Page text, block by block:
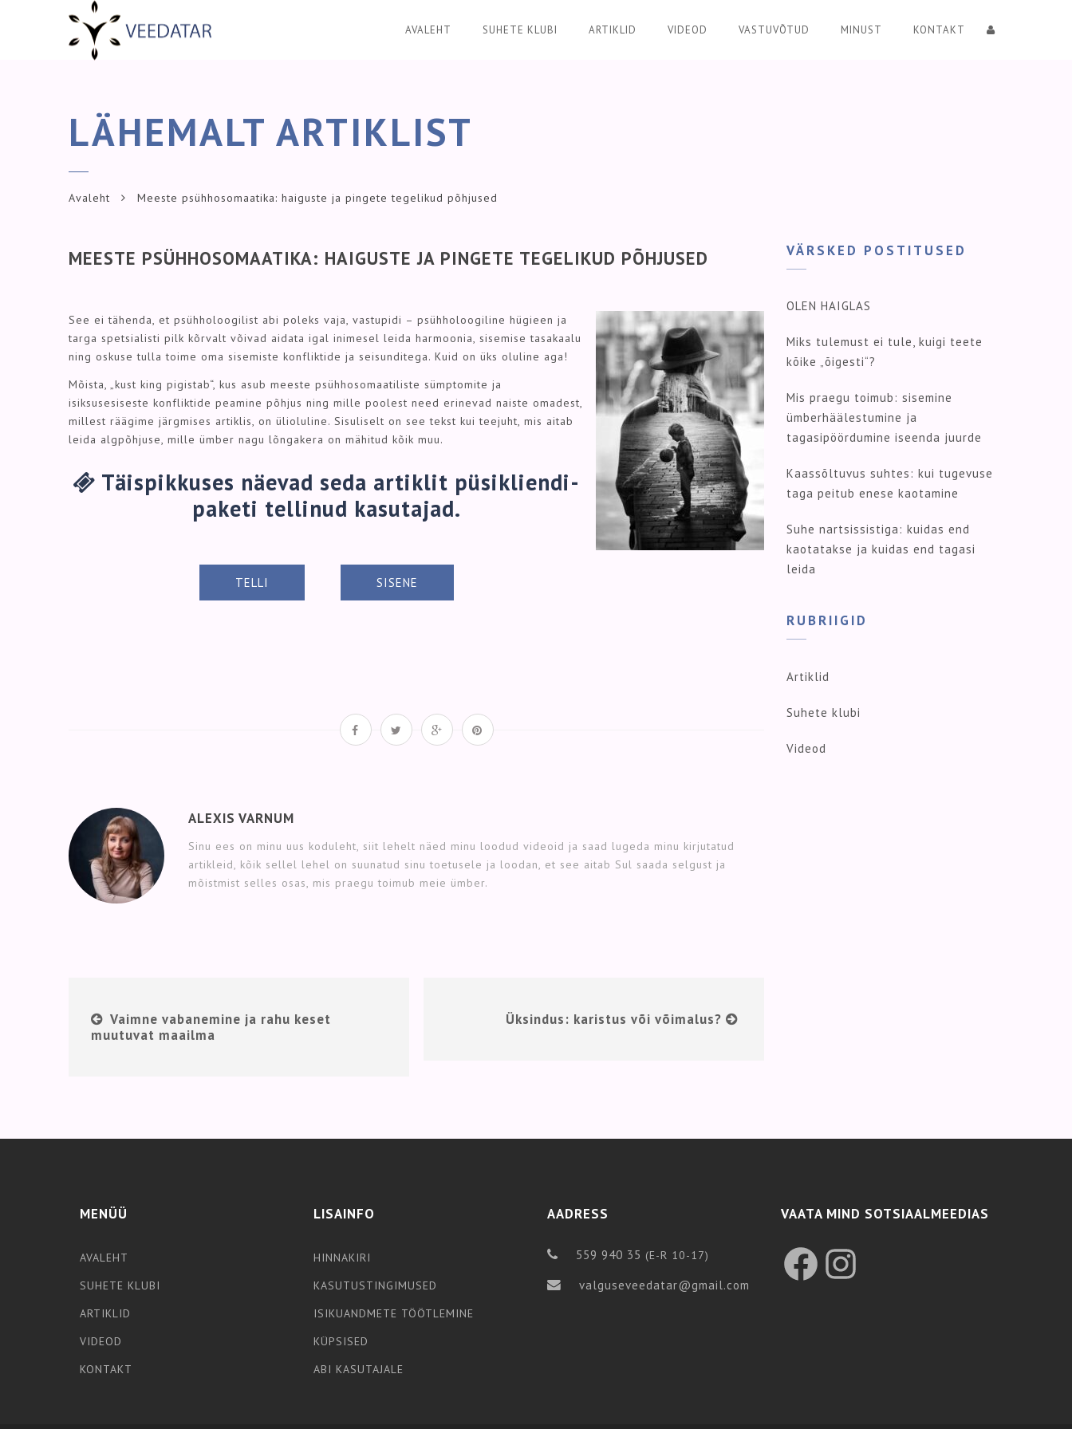
AVALEHT SUHETE KLUBI ARTIKLID VIDEOD VASTUVÕTUD MINUST KONTAKT
LÄHEMALT ARTIKLIST
Avaleht Meeste psühhosomaatika: haiguste ja pingete tegelikud põhjused
MEESTE PSÜHHOSOMAATIKA: HAIGUSTE JA PINGETE TEGELIKUD PÕHJUSED
See ei tähenda, et psühholoogilist abi poleks vaja, vastupidi – psühholoogiline hügieen ja
targa spetsialisti pilk kõrvalt võivad aidata igal inimesel leida harmoonia, sisemise tasakaalu
ning oskuse tulla toime oma sisemiste konfliktide ja seisunditega. Kuid on üks oluline aga!
Mõista, „kust king pigistab“, kus asub meeste psühhosomaatiliste sümptomite ja
isiksusesiseste konfliktide peamine põhjus ning mille poolest need erinevad naiste omadest,
millest räägime järgmises artiklis, on ülioluline. Sisuliselt on see tekst kui teejuht, mis aitab
leida algpõhjuse, mille ümber nagu lõngakera on mähitud kõik muu.
Täispikkuses näevad seda artiklit püsikliendi-
paketi tellinud kasutajad.
TELLI SISENE
ALEXIS VARNUM
Sinu ees on minu uus koduleht, siit lehelt näed minu loodud videoid ja saad lugeda minu kirjutatud
artikleid, kõik sellel lehel on suunatud sinu toetusele ja loodan, et see aitab Sul saada selgust ja
mõistmist selles osas, mis praegu toimub meie ümber.
Vaimne vabanemine ja rahu keset
muutuvat maailma
Üksindus: karistus või võimalus?
VÄRSKED POSTITUSED
OLEN HAIGLAS
Miks tulemust ei tule, kuigi teete
kõike „õigesti“?
Mis praegu toimub: sisemine
ümberhäälestumine ja
tagasipöördumine iseenda juurde
Kaassõltuvus suhtes: kui tugevuse
taga peitub enese kaotamine
Suhe nartsissistiga: kuidas end
kaotatakse ja kuidas end tagasi
leida
RUBRIIGID
Artiklid
Suhete klubi
Videod
MENÜÜ
AVALEHT
SUHETE KLUBI
ARTIKLID
VIDEOD
KONTAKT
LISAINFO
HINNAKIRI
KASUTUSTINGIMUSED
ISIKUANDMETE TÖÖTLEMINE
KÜPSISED
ABI KASUTAJALE
AADRESS
559 940 35 (E-R 10-17)
valguseveedatar@gmail.com
VAATA MIND SOTSIAALMEEDIAS
FacebookInstagram